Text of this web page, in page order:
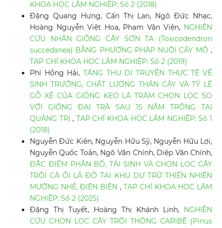
KHOA HỌC LÂM NGHIỆP: Số 2 (2018)
Đặng Quang Hưng, Cấn Thị Lan, Ngô Đức Nhạc,
Hoàng Nguyễn Việt Hoa, Phạm Văn Viện, NGHIÊN
CỨU NHÂN GIỐNG CÂY SƠN TA (Toxicodendron
succedanea) BẰNG PHƯƠNG PHÁP NUÔI CẤY MÔ,
TẠP CHÍ KHOA HỌC LÂM NGHIỆP: Số 2 (2019)
Phí Hồng Hải, TĂNG THU DI TRUYỀN THỰC TẾ VỀ
SINH TRƯỞNG, CHẤT LƯỢNG THÂN CÂY VÀ TỶ LỆ
GỖ XẺ CỦA GIỐNG KEO LÁ TRÀM CHỌN LỌC SO
VỚI GIỐNG ĐẠI TRÀ SAU 15 NĂM TRỒNG TẠI
QUẢNG TRỊ, TẠP CHÍ KHOA HỌC LÂM NGHIỆP: Số 1
(2018)
Nguyễn Đức Kiên, Nguyễn Hữu Sỹ, Nguyễn Hữu Lợi,
Nguyễn Quốc Toản, Ngô Văn Chính, Diệp Văn Chính,
ĐẶC ĐIỂM PHÂN BỐ, TÁI SINH VÀ CHỌN LỌC CÂY
TRỘI CÀ ỔI LÁ ĐỎ TẠI KHU DỰ TRỮ THIÊN NHIÊN
MƯỜNG NHÉ, ĐIỆN BIÊN ,TẠP CHÍ KHOA HỌC LÂM
NGHIỆP: Số 2 (2025)
Đặng Thị Tuyết, Hoàng Thị Khánh Linh, NGHIÊN
CỨU CHỌN LỌC CÂY TRỘI THÔNG CARIBÊ (Pinus